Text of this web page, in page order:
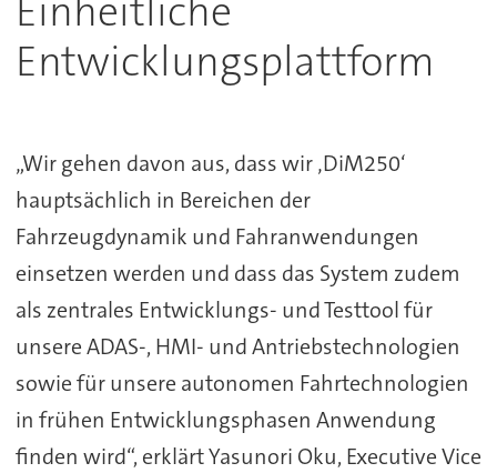
Einheitliche
Entwicklungsplattform
„Wir gehen davon aus, dass wir ‚DiM250‘
hauptsächlich in Bereichen der
Fahrzeugdynamik und Fahranwendungen
einsetzen werden und dass das System zudem
als zentrales Entwicklungs- und Testtool für
unsere ADAS-, HMI- und Antriebstechnologien
sowie für unsere autonomen Fahrtechnologien
in frühen Entwicklungsphasen Anwendung
finden wird“, erklärt Yasunori Oku, Executive Vice